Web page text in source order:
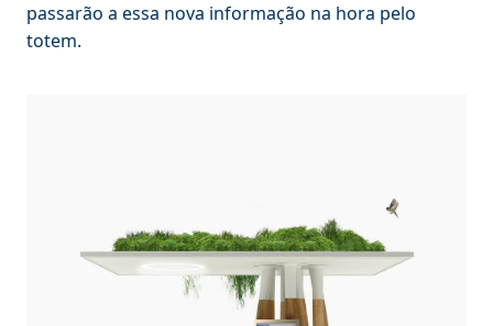
passarão a essa nova informação na hora pelo
totem.